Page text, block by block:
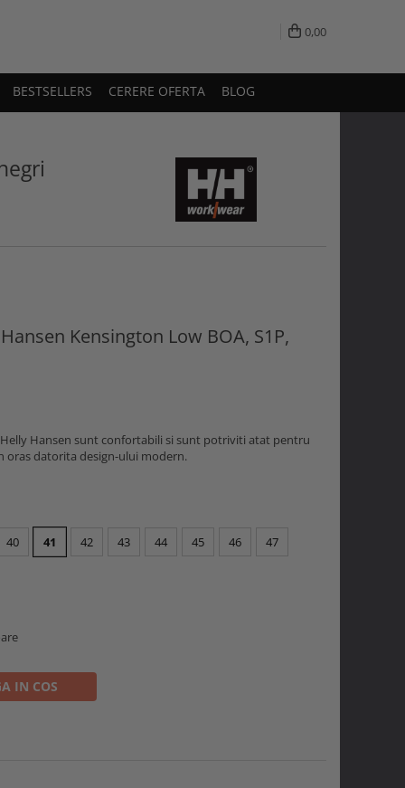
0,00
BESTSELLERS CERERE OFERTA BLOG
Kensington Low BOA, S1P,
Hansen sunt confortabili si sunt potriviti atat pentru
oras datorita design-ului modern.
40 41 42 43 44 45 46 47
IN COS